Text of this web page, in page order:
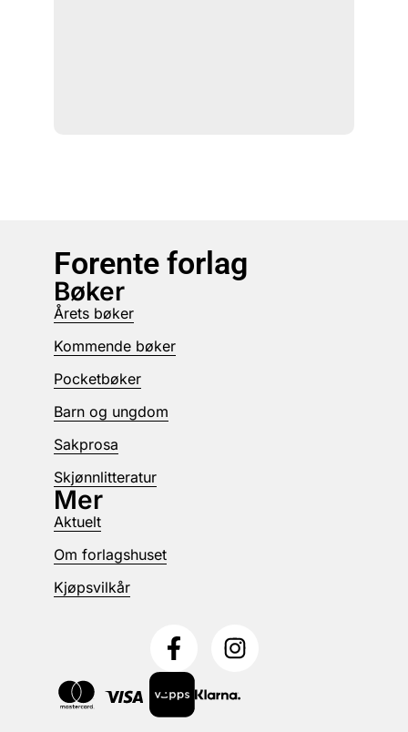
Forente forlag
Bøker
Årets bøker
Kommende bøker
Pocketbøker
Barn og ungdom
Sakprosa
Skjønnlitteratur
Mer
Aktuelt
Om forlagshuset
Kjøpsvilkår